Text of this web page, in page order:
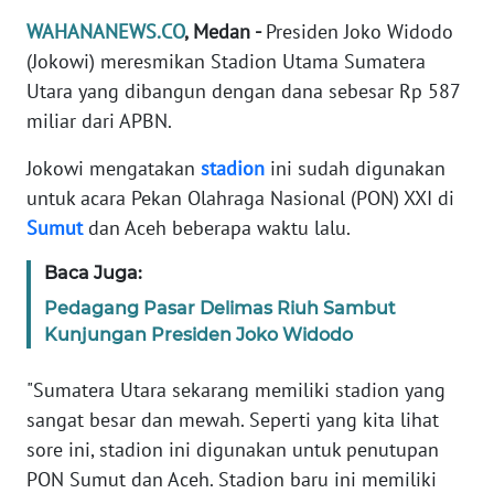
WAHANANEWS.CO, Medan -Presiden Joko Widodo
(Jokowi) meresmikan Stadion Utama Sumatera
Utara yang dibangun dengan dana sebesar Rp 587
miliar dari APBN.
Jokowi mengatakan stadion ini sudah digunakan
untuk acara Pekan Olahraga Nasional (PON) XXI di
Sumutdan Aceh beberapa waktu lalu.
Baca Juga:
Pedagang Pasar Delimas Riuh Sambut
Kunjungan Presiden Joko Widodo
"Sumatera Utara sekarang memiliki stadion yang
sangat besar dan mewah. Seperti yang kita lihat
sore ini, stadion ini digunakan untuk penutupan
PON Sumut dan Aceh. Stadion baru ini memiliki
Informasi
INDEKS
KONTAK
KAMI
IKLAN
TENTANG
PEDOMAN
MEDIA
SIBER